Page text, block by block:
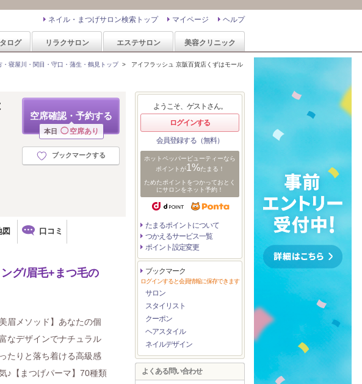
ヘルプ
マイページ
ネイル・まつげサロン検索トップ
ログ リラクサロン エステサロン 美容クリニック
寝屋川・関目・守口・蒲生・鶴見トップ> アイフラッシュ 京阪百貨店くずはモール
空席確認・予約する
本日 ◯ 空席あり
ブックマークする
図 口コミ
グ/眉毛+まつ毛の
眉メソッド】あなたの個
なデザインでナチュラル
たりと落ち着ける高級感
♪【まつげパーマ】70種類
ようこそ、ゲストさん。
ログインする
会員登録する（無料）
ホットペッパービューティーなら
ポイントが1%たまる！
ためたポイントをつかっておとく
にサロンをネット予約！
たまるポイントについて
つかえるサービス一覧
ポイント設定変更
ブックマーク
ログインすると会員情報に保存できます
サロン
スタイリスト
クーポン
ヘアスタイル
ネイルデザイン
よくある問い合わせ